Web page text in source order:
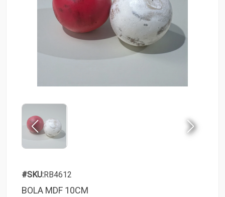
#SKU:RB4612
BOLA MDF 10CM